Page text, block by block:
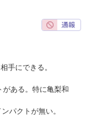
手にできる。
がある。特に亀梨和
パクトが無い。